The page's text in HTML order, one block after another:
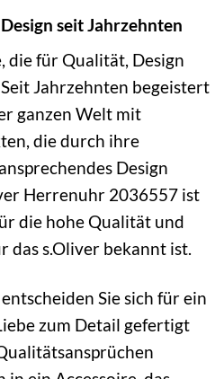
seit Jahrzehnten
die für Qualität, Design
Jahrzehnten begeistert
ganzen Welt mit
die durch ihre
Design
Herrenuhr 2036557 ist
die hohe Qualität und
das s.Oliver bekannt ist.
Sie sich für ein
zum Detail gefertigt